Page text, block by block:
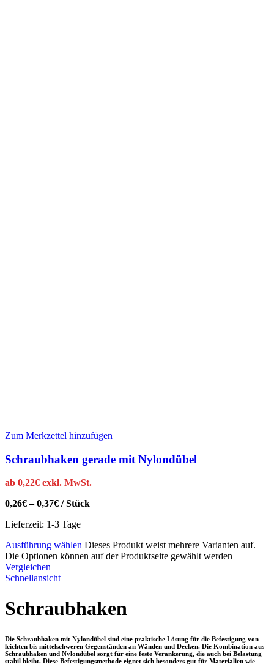
Zum Merkzettel hinzufügen
Schraubhaken gerade mit Nylondübel
ab 0,22€ exkl. MwSt.
0,26€–0,37€ /Stück
Lieferzeit: 1-3 Tage
Ausführung wählen Dieses Produkt weist mehrere Varianten auf.
Die Optionen können auf der Produktseite gewählt werden
Vergleichen
Schnellansicht
Schraubhaken
Die Schraubhaken mit Nylondübel sind eine praktische Lösung für die Befestigung von
leichten bis mittelschweren Gegenständen an Wänden und Decken. Die Kombination aus
Schraubhaken und Nylondübel sorgt für eine feste Verankerung, die auch bei Belastung
stabil bleibt. Diese Befestigungsmethode eignet sich besonders gut für Materialien wie